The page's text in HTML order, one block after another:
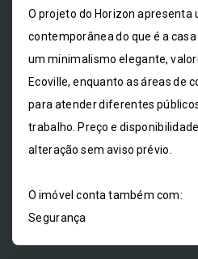
O projeto do Horizon apresenta
contemporânea do que é a
um minimalismo elegante,
Ecoville, enquanto as áreas de
para atender diferentes
trabalho. Preço e
alteração sem aviso prévio.
O imóvel conta também com:
Segurança